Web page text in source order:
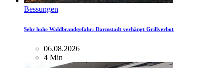
Bessungen
Sehr hohe Waldbrandgefahr: Darmstadt verhängt Grillverbot
06.08.2026
4 Min